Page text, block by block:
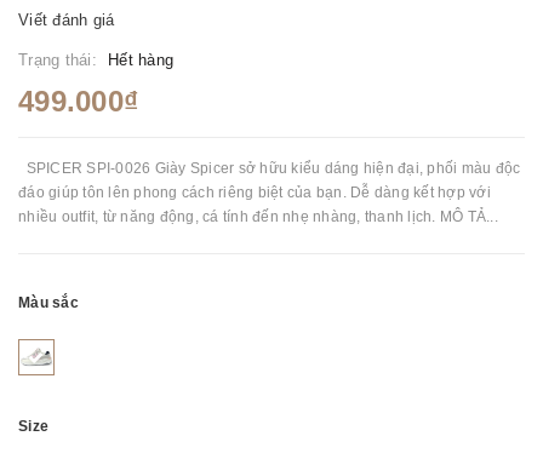
Viết đánh giá
Trạng thái: Hết hàng
499.000₫
SPICER SPI-0026 Giày Spicer sở hữu kiểu dáng hiện đại, phối màu độc
đáo giúp tôn lên phong cách riêng biệt của bạn. Dễ dàng kết hợp với
nhiều outfit, từ năng động, cá tính đến nhẹ nhàng, thanh lịch. MÔ TẢ...
Màu sắc
Size